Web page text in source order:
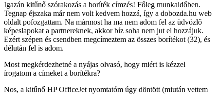
Igazán kitűnő szórakozás a boríték címzés! Főleg munkaidőben.
Tegnap éjszaka már nem volt kedvem hozzá, így a dobozda.hu web
oldalt pofozgattam. Na mármost ha ma nem adom fel az üdvözlő
képeslapokat a partnereknek, akkor bíz soha nem jut el hozzájuk.
Ezért szépen és csendben megcímeztem az összes borítékot (32), és
délután fel is adom.
Most megkérdezhetné a nyájas olvasó, hogy miért is kézzel
írogatom a címeket a borítékra?
Nos, a kitűnő HP OfficeJet nyomtatóm úgy döntött (miután vettem